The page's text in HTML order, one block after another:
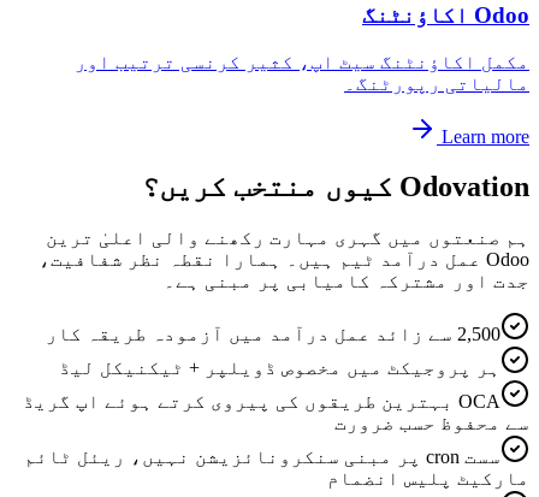
Odoo اکاؤنٹنگ
مکمل اکاؤنٹنگ سیٹ اپ، کثیر کرنسی ترتیب اور
مالیاتی رپورٹنگ۔
Learn more
Odovation کیوں منتخب کریں؟
ہم صنعتوں میں گہری مہارت رکھنے والی اعلیٰ ترین
Odoo عمل درآمد ٹیم ہیں۔ ہمارا نقطہ نظر شفافیت،
جدت اور مشترکہ کامیابی پر مبنی ہے۔
2,500 سے زائد عمل درآمد میں آزمودہ طریقہ کار
ہر پروجیکٹ میں مخصوص ڈویلپر + ٹیکنیکل لیڈ
OCA بہترین طریقوں کی پیروی کرتے ہوئے اپ گریڈ
سے محفوظ حسب ضرورت
سست cron پر مبنی سنکرونائزیشن نہیں، ریئل ٹائم
مارکیٹ پلیس انضمام